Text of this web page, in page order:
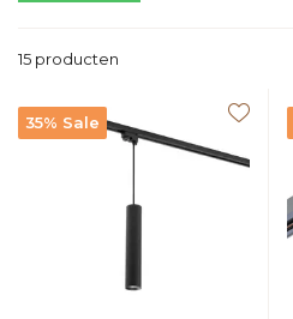
15 producten
35% Sale